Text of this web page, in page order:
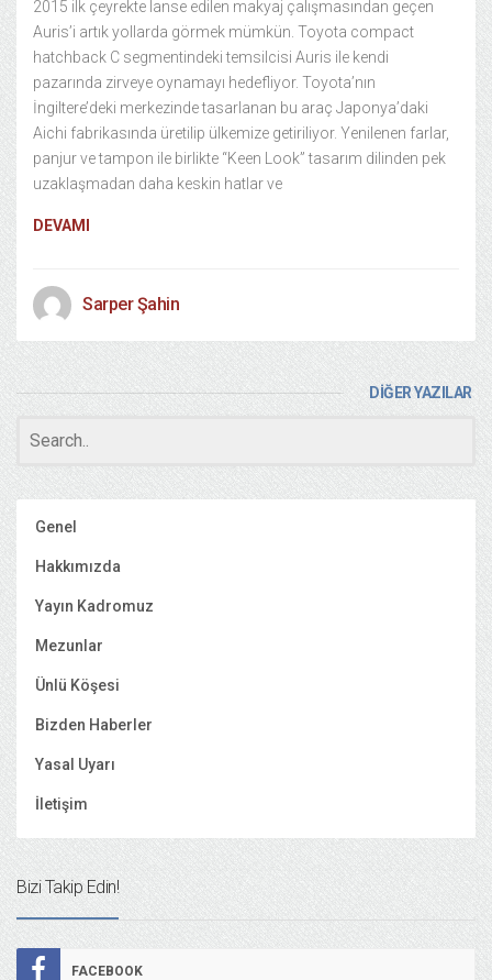
2015 ilk çeyrekte lanse edilen makyaj çalışmasından geçen
Auris’i artık yollarda görmek mümkün. Toyota compact
hatchback C segmentindeki temsilcisi Auris ile kendi
pazarında zirveye oynamayı hedefliyor. Toyota’nın
İngiltere’deki merkezinde tasarlanan bu araç Japonya’daki
Aichi fabrikasında üretilip ülkemize getiriliyor. Yenilenen farlar,
panjur ve tampon ile birlikte “Keen Look” tasarım dilinden pek
uzaklaşmadan daha keskin hatlar ve
DEVAMI
Sarper Şahin
DİĞER YAZILAR
Genel
Hakkımızda
Yayın Kadromuz
Mezunlar
Ünlü Köşesi
Bizden Haberler
Yasal Uyarı
İletişim
Bizi Takip Edin!
FACEBOOK